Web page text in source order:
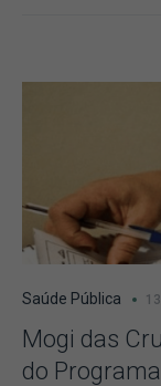
Saúde Pública
Mogi das
do